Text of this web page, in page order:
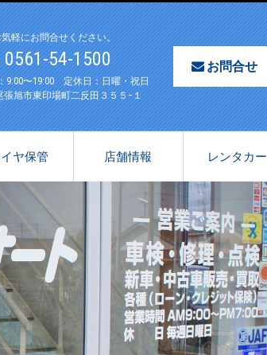
軽にお問合せください。
0561-54-1500
9:00〜19:00 定休日：日曜・祝日
張旭市東印場町二反田３５５−１
お問合せ
ヤ保管 店舗情報 レンタカー